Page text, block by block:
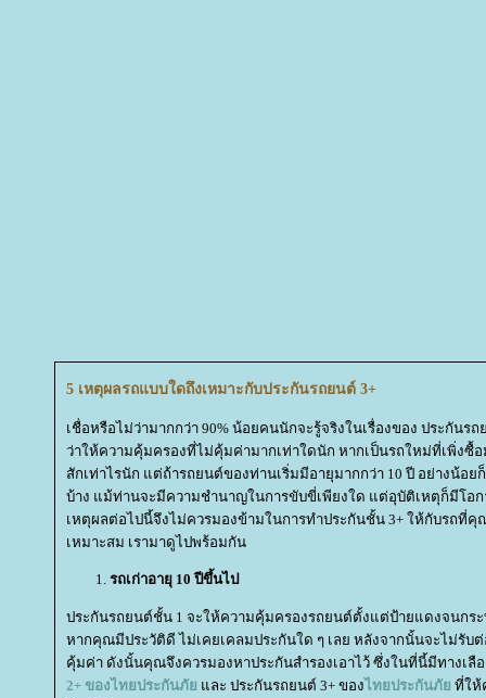
5 เหตุผลรถแบบใดถึงเหมาะกับประกันรถยนต์ 3+
เชื่อหรือไม่ว่ามากกว่า 90% น้อยคนนักจะรู้จริงในเรื่องของ ประกันร
ว่าให้ความคุ้มครองที่ไม่คุ้มค่ามากเท่าใดนัก หากเป็นรถใหม่ที่เพิ่งซื้อ
สักเท่าไรนัก แต่ถ้ารถยนต์ของท่านเริ่มมีอายุมากกว่า 10 ปี อย่างน้อ
บ้าง แม้ท่านจะมีความชำนาญในการขับขี่เพียงใด แต่อุบัติเหตุก็มีโ
เหตุผลต่อไปนี้จึงไม่ควรมองข้ามในการทำประกันชั้น 3+ ให้กับรถที่คุ
เหมาะสม เรามาดูไปพร้อมกัน
รถเก่าอายุ 10 ปีขึ้นไป
ประกันรถยนต์ชั้น 1 จะให้ความคุ้มครองรถยนต์ตั้งแต่ป้ายแดงจนกระ
หากคุณมีประวัติดี ไม่เคยเคลมประกันใด ๆ เลย หลังจากนั้นจะไม่รับ
คุ้มค่า ดังนั้นคุณจึงควรมองหาประกันสำรองเอาไว้ ซึ่งในที่นี้มีทางเลื
2+ ของไทยประกันภั ละ ประกันรถยนต์ 3+ ของไทยประกันภั ที่ให้